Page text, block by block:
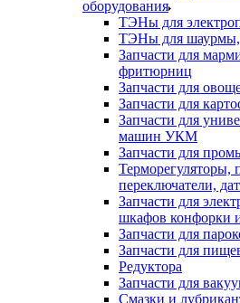
оборудования
ТЭНы для
ТЭНы для
Запчасти для
фритюрниц
Запчасти для
Запчасти для
Запчасти для
машин УКМ
Запчасти для
Терморегуляторы,
переключатели,
Запчасти для
шкафов
Запчасти для
Запчасти для
Редуктора
Запчасти для
Смазки и